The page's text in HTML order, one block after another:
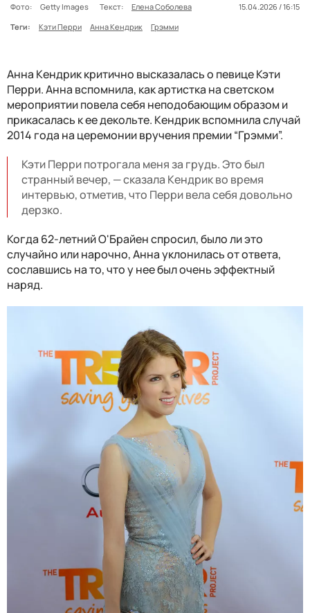
Фото: Getty Images Текст: Елена Соболева
15.04.2026 / 16:15
Теги:
Кэти Перри Анна Кендрик Грэмми
Анна Кендрик критично высказалась о певице Кэти
Перри. Анна вспомнила, как артистка на светском
мероприятии повела себя неподобающим образом и
прикасалась к ее декольте. Кендрик вспомнила случай
2014 года на церемонии вручения премии “Грэмми”.
Кэти Перри потрогала меня за грудь. Это был
странный вечер, — сказала Кендрик во время
интервью, отметив, что Перри вела себя довольно
дерзко.
Когда 62-летний О'Брайен спросил, было ли это
случайно или нарочно, Анна уклонилась от ответа,
сославшись на то, что у нее был очень эффектный
наряд.